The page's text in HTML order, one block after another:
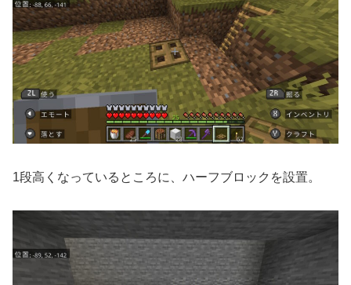
1段高くなっているところに、ハーフブロックを設置。